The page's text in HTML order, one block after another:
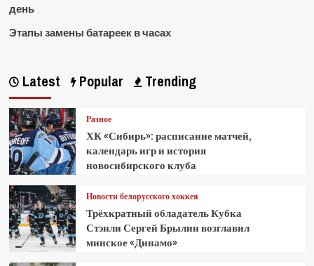
день
Этапы замены батареек в часах
Latest Popular Trending
Разное
ХК «Сибирь»: расписание матчей,
календарь игр и история
новосибирского клуба
Новости белорусского хоккея
Трёхкратный обладатель Кубка
Стэнли Сергей Брылин возглавил
минское «Динамо»